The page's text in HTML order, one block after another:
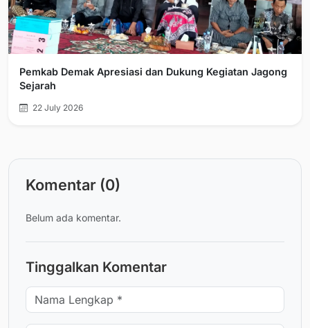
Pemkab Demak Apresiasi dan Dukung Kegiatan Jagong
Sejarah
22 July 2026
Komentar (0)
Belum ada komentar.
Tinggalkan Komentar